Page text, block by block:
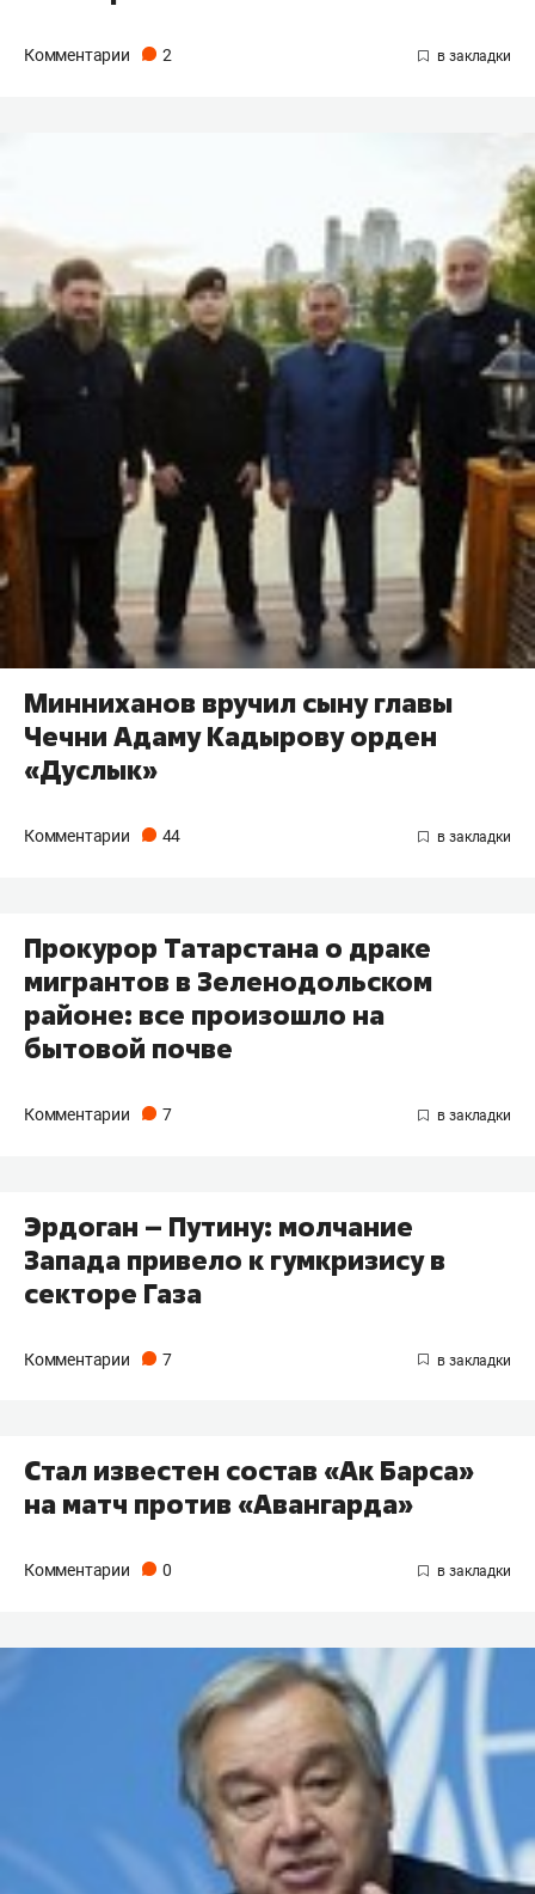
Комментарии 2
Минниханов вручил сыну главы
Чечни Адаму Кадырову орден
«Дуслык»
Комментарии 44
Прокурор Татарстана о драке
мигрантов в Зеленодольском
районе: все произошло на
бытовой почве
Комментарии 7
Эрдоган – Путину: молчание
Запада привело к гумкризису в
секторе Газа
Комментарии 7
Стал известен состав «Ак Барса»
на матч против «Авангарда»
Комментарии 0